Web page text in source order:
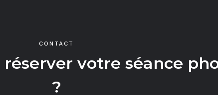
CONTACT
réserver votre séance
?